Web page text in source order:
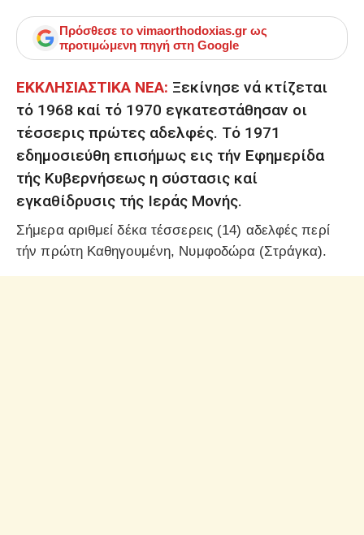
Πρόσθεσε το vimaorthodoxias.gr ως
προτιμώμενη πηγή στη Google
ΕΚΚΛΗΣΙΑΣΤΙΚΑ ΝΕΑ: Ξεκίνησε νά κτίζεται
τό 1968 καί τό 1970 εγκατεστάθησαν οι
τέσσερις πρώτες αδελφές. Τό 1971
εδημοσιεύθη επισήμως εις τήν Εφημερίδα
τής Κυβερνήσεως η σύστασις καί
εγκαθίδρυσις τής Ιεράς Μονής.
Σήμερα αριθμεί δέκα τέσσερεις (14) αδελφές περί
τήν πρώτη Καθηγουμένη, Νυμφοδώρα (Στράγκα).